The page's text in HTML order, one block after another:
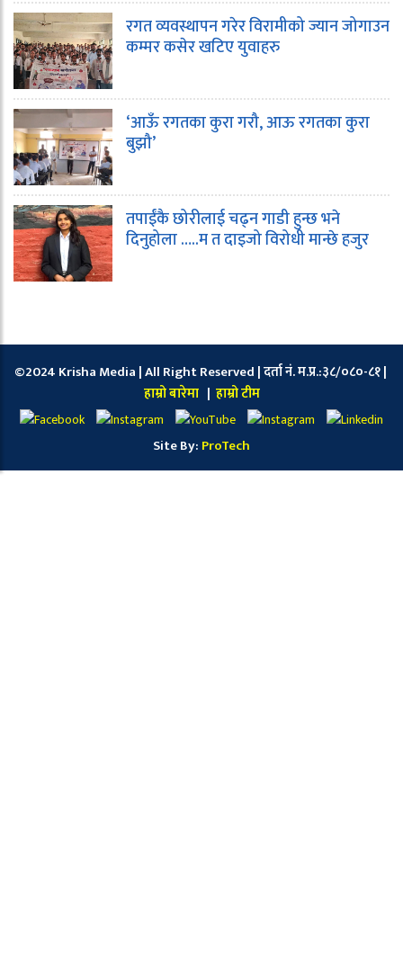
रगत व्यवस्थापन गरेर विरामीको ज्यान जोगाउन
कम्मर कसेर खटिए युवाहरु
‘आऊँ रगतका कुरा गरौ, आऊ रगतका कुरा
बुझौ’
तपाईंकै छोरीलाई चढ्न गाडी हुन्छ भने
दिनुहोला …..म त दाइजो विरोधी मान्छे हजुर
©2024 Krisha Media | All Right Reserved | दर्ता नं. म.प्र.:३८/०८०-८१ |
हाम्रो बारेमा | हाम्रो टीम
Site By: ProTech